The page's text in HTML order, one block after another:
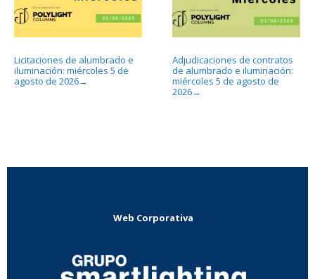
Licitaciones de alumbrado e
iluminación: miércoles 5 de
agosto de 2026→
Adjudicaciones de contratos
de alumbrado e iluminación:
miércoles 5 de agosto de
2026→
Web Corporativa